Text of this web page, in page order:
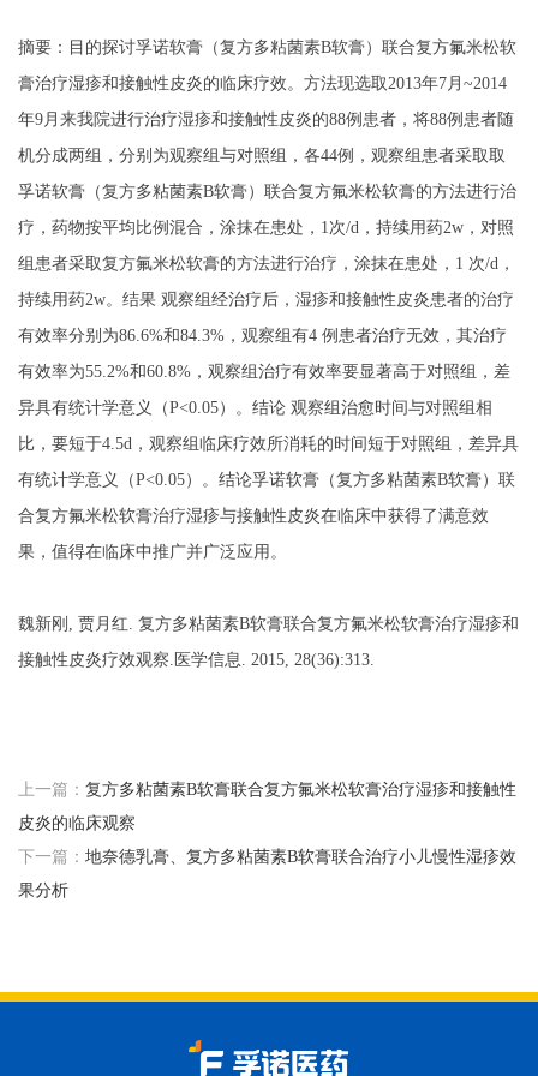
摘要：目的探讨孚诺软膏（复方多粘菌素B软膏）联合复方氟米松软
膏治疗湿疹和接触性皮炎的临床疗效。方法现选取2013年7月~2014
年9月来我院进行治疗湿疹和接触性皮炎的88例患者，将88例患者随
机分成两组，分别为观察组与对照组，各44例，观察组患者采取取
孚诺软膏（复方多粘菌素B软膏）联合复方氟米松软膏的方法进行治
疗，药物按平均比例混合，涂抹在患处， 1次/d，持续用药2w，对照
组患者采取复方氟米松软膏的方法进行治疗，涂抹在患处，1 次/d，
持续用药2w。结果 观察组经治疗后，湿疹和接触性皮炎患者的治疗
有效率分别为86.6%和84.3%，观察组有4 例患者治疗无效，其治疗
有效率为55.2%和60.8%，观察组治疗有效率要显著高于对照组，差
异具有统计学意义（P<0.05）。结论 观察组治愈时间与对照组相
比，要短于4.5d，观察组临床疗效所消耗的时间短于对照组，差异具
有统计学意义（P<0.05）。结论孚诺软膏（复方多粘菌素B软膏）联
合复方氟米松软膏治疗湿疹与接触性皮炎在临床中获得了满意效
果，值得在临床中推广并广泛应用。
魏新刚 , 贾月红. 复方多粘菌素B软膏联合复方氟米松软膏治疗湿疹和
接触性皮炎疗效观察.医学信息. 2015, 28(36):313.
上一篇： 复方多粘菌素B软膏联合复方氟米松软膏治疗湿疹和接触性
皮炎的临床观察
下一篇： 地奈德乳膏、复方多粘菌素B软膏联合治疗小儿慢性湿疹效
果分析